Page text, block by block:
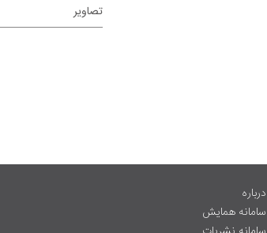
تصاویر
درباره
سامانه همایش